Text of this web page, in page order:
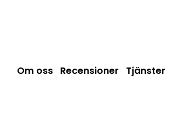
Om oss Recensioner Tjänster